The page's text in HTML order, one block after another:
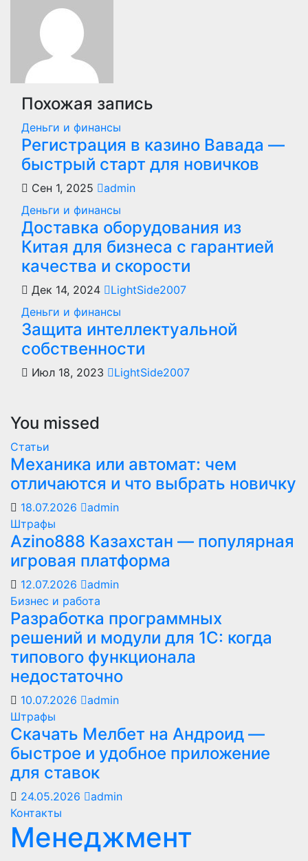
Похожая запись
Деньги и финансы
Регистрация в казино Вавада —
быстрый старт для новичков
Сен 1, 2025
admin
Деньги и финансы
Доставка оборудования из
Китая для бизнеса с гарантией
качества и скорости
Дек 14, 2024
LightSide2007
Деньги и финансы
Защита интеллектуальной
собственности
Июл 18, 2023 LightSide2007
You missed
Статьи
Механика или автомат: чем
отличаются и что выбрать новичку
18.07.2026
admin
Штрафы
Azino888 Казахстан — популярная
игровая платформа
12.07.2026
admin
Бизнес и работа
Разработка программных
решений и модули для 1С: когда
типового функционала
недостаточно
10.07.2026
admin
Штрафы
Скачать Мелбет на Андроид —
быстрое и удобное приложение
для ставок
24.05.2026
admin
Контакты
Менеджмент